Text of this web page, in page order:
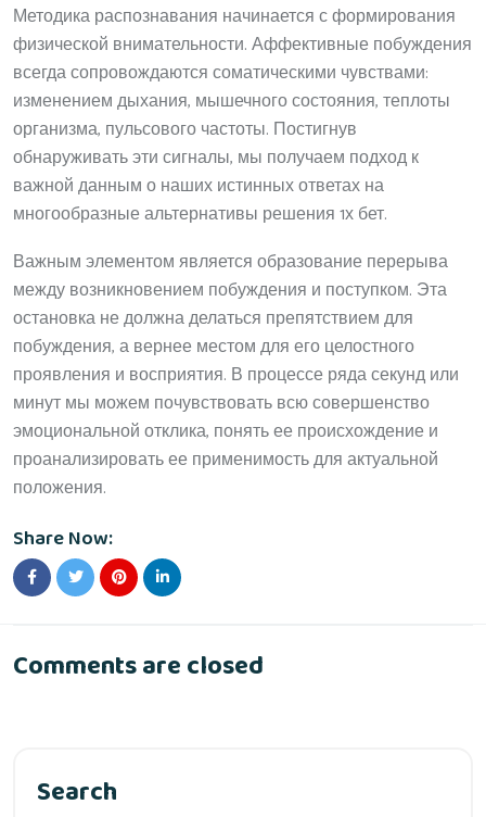
Методика распознавания начинается с формирования
физической внимательности. Аффективные побуждения
всегда сопровождаются соматическими чувствами:
изменением дыхания, мышечного состояния, теплоты
организма, пульсового частоты. Постигнув
обнаруживать эти сигналы, мы получаем подход к
важной данным о наших истинных ответах на
многообразные альтернативы решения 1х бет.
Важным элементом является образование перерыва
между возникновением побуждения и поступком. Эта
остановка не должна делаться препятствием для
побуждения, а вернее местом для его целостного
проявления и восприятия. В процессе ряда секунд или
минут мы можем почувствовать всю совершенство
эмоциональной отклика, понять ее происхождение и
проанализировать ее применимость для актуальной
положения.
Share Now:
Comments are closed
Search